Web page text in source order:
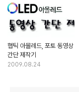
햅틱 아몰레드, 포토 동영상
간단 제작기
2009.08.24